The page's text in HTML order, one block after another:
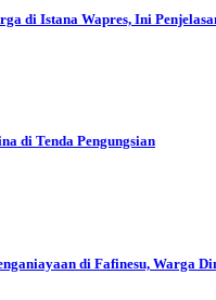
di Istana Wapres, Ini
di Tenda Pengungsian
di Fafinesu, Warga